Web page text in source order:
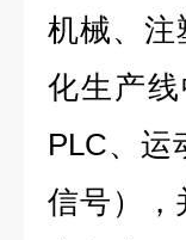
机械、注
化生产
PLC、运
信号），